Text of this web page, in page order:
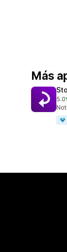
Más
5.0